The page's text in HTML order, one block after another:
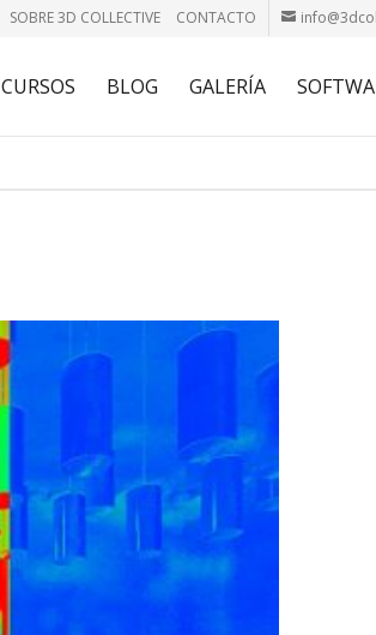
SOBRE 3D COLLECTIVE CONTACTO
CURSOS BLOG GALERÍA